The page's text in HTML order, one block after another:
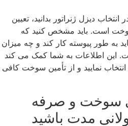
در انتخاب دیزل ژنراتور بدانید، تعیین
است. باید مشخص کنید که
به طور پیوسته کار کند و چه میزان
این اطلاعات به شما کمک می‌ کند
نمایید و از تأمین سوخت کافی
سوخت و صرفه
مدت باشید